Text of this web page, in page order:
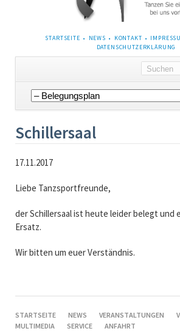
NAVIGATION
STARTSEITE NEWS KONTAKT
DATENSCHUTZERKLÄRUNG
Navigation
überspringen
Schillersaal
17.11.2017
Liebe Tanzsportfreunde,
der Schillersaal ist heute leider belegt und
Ersatz.
Wir bitten um euer Verständnis.
NAVIGATION
ÜBERSPRINGEN
STARTSEITE NEWS VERANSTALTUNGEN
MULTIMEDIA
SERVICE ANFAHRT